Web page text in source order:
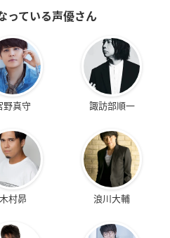
っている声優さん
野真守 諏訪部順一
木村昴 浪川大輔